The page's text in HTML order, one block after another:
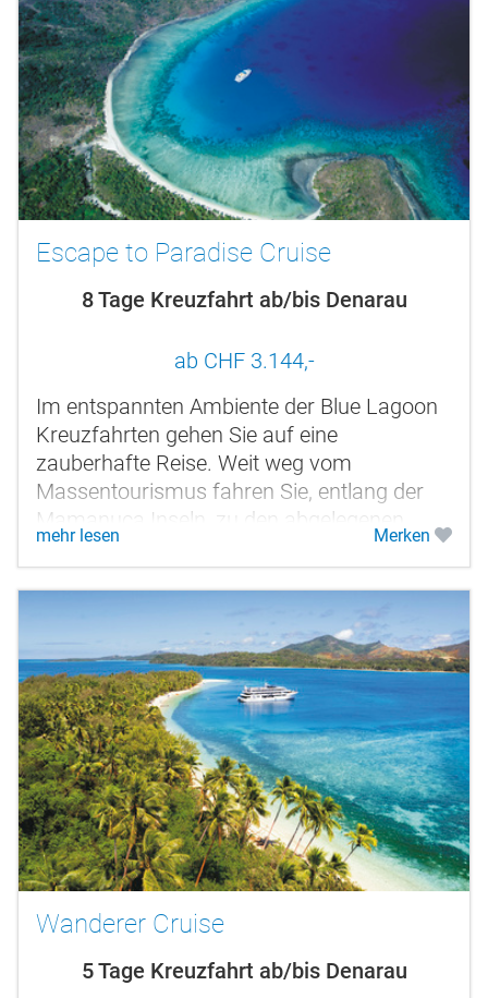
Escape to Paradise Cruise
8 Tage Kreuzfahrt ab/bis Denarau
ab CHF 3.144,-
Im entspannten Ambiente der Blue Lagoon
Kreuzfahrten gehen Sie auf eine
zauberhafte Reise. Weit weg vom
Massentourismus fahren Sie, entlang der
Mamanuca Inseln, zu den abgelegenen
Yasawas. Sie verbringen wenige Stunden an
Bord. Die...
mehr lesen Merken
Wanderer Cruise
5 Tage Kreuzfahrt ab/bis Denarau